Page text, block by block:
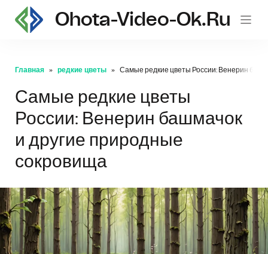
Ohota-Video-Ok.ru
Главная редкие цветы Самые редкие цветы России: Венерин
Самые редкие цветы
России: Венерин башмачок
и другие природные
сокровища